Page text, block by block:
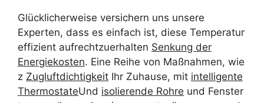
Glücklicherweise versichern uns unsere
Experten, dass es einfach ist, diese Temperatur
effizient aufrechtzuerhalten Senkung der
Energiekosten. Eine Reihe von Maßnahmen, wie
z Zugluftdichtigkeit Ihr Zuhause, mit intelligente
ThermostateUnd isolierende Rohre und Fenster